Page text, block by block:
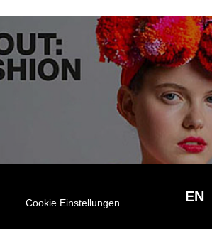
EN
Cookie Einstellungen